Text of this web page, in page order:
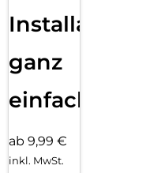
Installation
ganz
einfach
ab 9,99 €
inkl. MwSt.